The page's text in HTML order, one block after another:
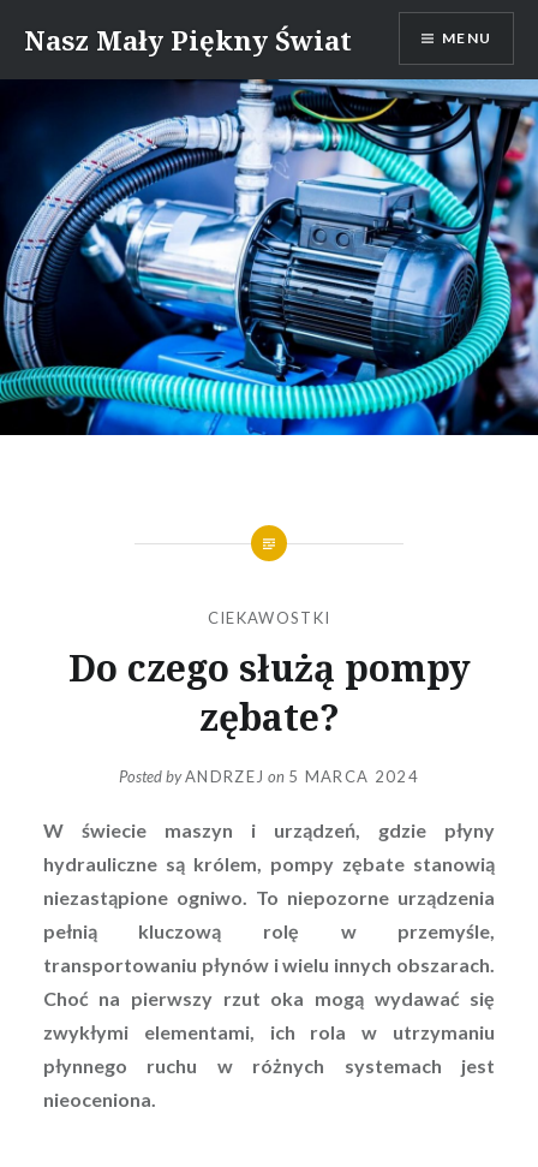
content
Nasz Mały Piękny Świat MENU
CIEKAWOSTKI
Do czego służą pompy
zębate?
Posted byANDRZEJ on 5 MARCA 2024
W świecie maszyn i urządzeń, gdzie płyny
hydrauliczne są królem, pompy zębate stanowią
niezastąpione ogniwo. To niepozorne urządzenia
pełnią kluczową rolę w przemyśle,
transportowaniu płynów i wielu innych obszarach.
Choć na pierwszy rzut oka mogą wydawać się
zwykłymi elementami, ich rola w utrzymaniu
płynnego ruchu w różnych systemach jest
nieoceniona.